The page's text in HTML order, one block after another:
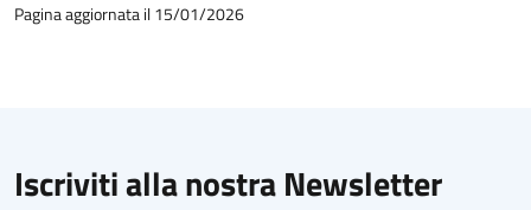
Pagina aggiornata il 15/01/2026
Iscriviti alla nostra Newsletter